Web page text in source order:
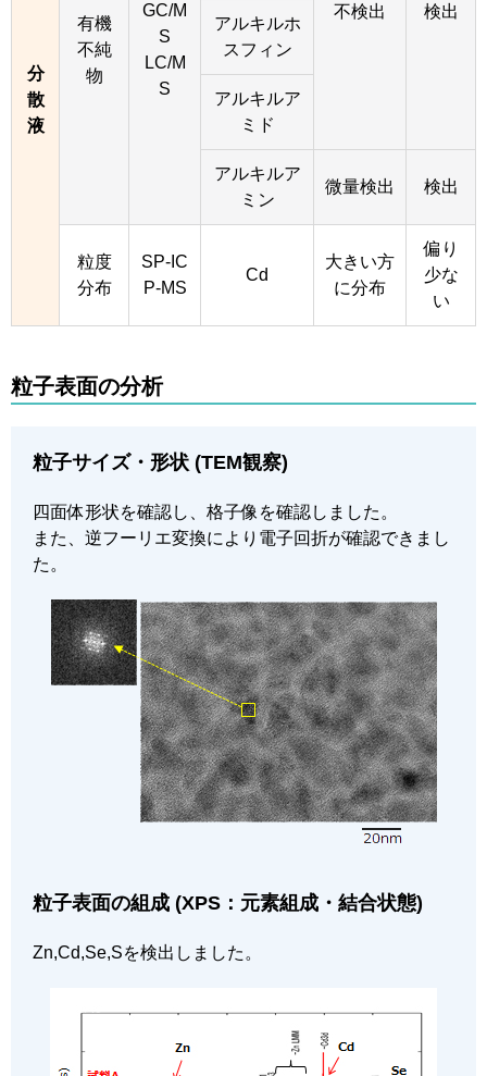
分
散
液
有機
不純
物
GC/M
S
LC/M
S
不検出 検出
アルキルホ
スフィン
アルキルア
ミド
アルキルア
ミン
微量検出 検出
粒度
分布
SP-IC
P-MS
Cd
大きい方
に分布
偏り
少な
い
粒子表面の分析
粒子サイズ・形状 (TEM観察)
四面体形状を確認し、格子像を確認しました。
また、逆フーリエ変換により電子回折が確認できまし
た。
粒子表面の組成 (XPS：元素組成・結合状態)
Zn,Cd,Se,Sを検出しました。